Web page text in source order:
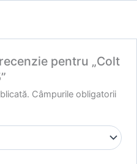
pentru „Colt
Câmpurile obligatorii